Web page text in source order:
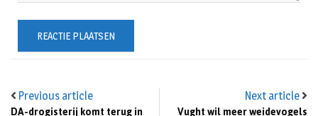
Previous article
DA-drogisterij komt terug in
Next article
Vught wil meer weidevogels